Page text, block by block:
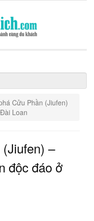
Cửu Phần (Jiufen)
Loan
–
độc đáo ở